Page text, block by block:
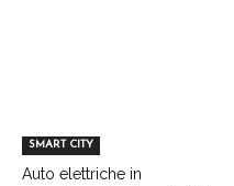
SMART CITY
Auto elettriche in